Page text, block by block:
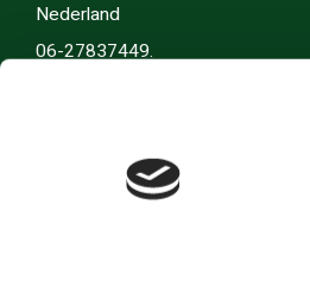
Nederland
06-27837449.